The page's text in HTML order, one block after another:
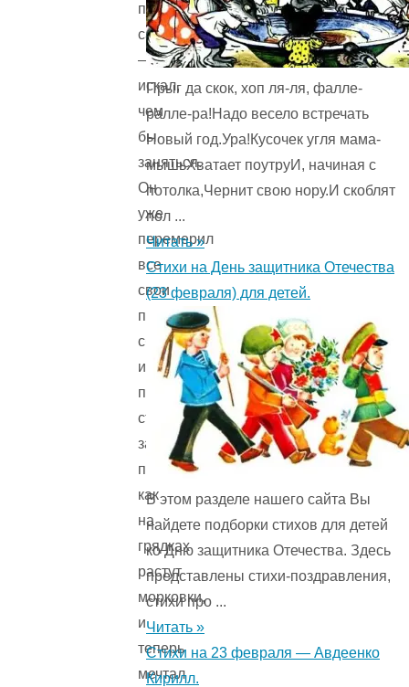
по
саду
—
искал,
чем
бы
заняться.
Он
уже
перемерил
все
свои
парадные
сбруйки
и
попоны,
съел
завтрак,
посмотрел,
как
на
грядках
растут
морковки,
и
теперь
мечтал
Прыг да скок, хоп ля-ля, фалле-
ралле-ра!Надо весело встречать
Новый год.Ура!Кусочек угля мама-
мышьХватает поутруИ, начиная с
потолка,Чернит свою нору.И скоблят
пол ...
Читать »
Стихи на День защитника Отечества
(23 февраля) для детей.
В этом разделе нашего сайта Вы
найдете подборки стихов для детей
ко Дню защитника Отечества. Здесь
представлены стихи-поздравления,
стихи про ...
Читать »
Стихи на 23 февраля — Авдеенко
Кирилл.